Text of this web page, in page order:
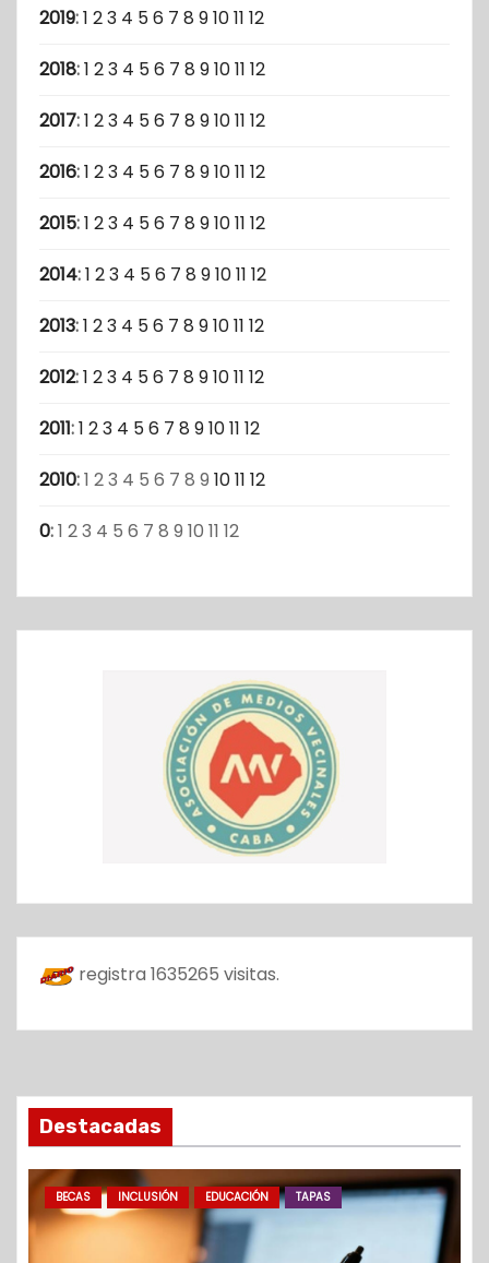
2019:1 23 4 56 7 8 91011 12
2018:1 23 4 56 7 8 91011 12
2017:1 23 4 56 7 8 91011 12
2016:1 23 4 56 7 8 91011 12
2015:1 23 4 56 7 8 91011 12
2014:1 23 4 56 7 8 91011 12
2013:1 23 4 56 7 8 91011 12
2012:1 23 4 56 7 8 91011 12
2011:1 23 4 56 7 8 91011 12
2010:1 23 4 5 6 7 8 9 1011 12
0:1 23 4 5 6 7 8 9 10 11 12
registra 1635265 visitas.
Destacadas
BECAS INCLUSIÓN EDUCACIÓN TAPAS